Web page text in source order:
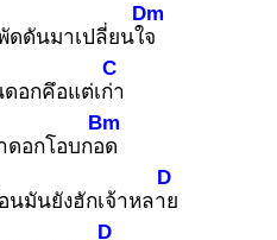
ดดันมาเปลี่ยนใจ
Dm
อกคึอแต่เก่า
C
ดอกโอบกอด
Bm
นมันยังฮักเจ้าหลาย
D
D